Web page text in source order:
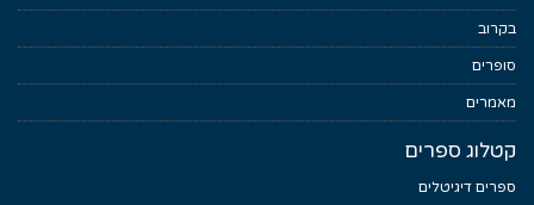
בקרוב
סופרים
מאמרים
קטלוג ספרים
ספרים דיגיטלים